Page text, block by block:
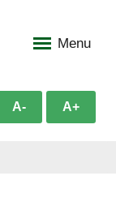
Menu
A- A+